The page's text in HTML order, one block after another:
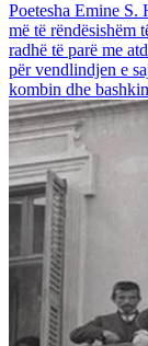
Poetesha Emine S.
më të rëndësishëm
radhë të parë me
për vendlindjen e
kombin dhe